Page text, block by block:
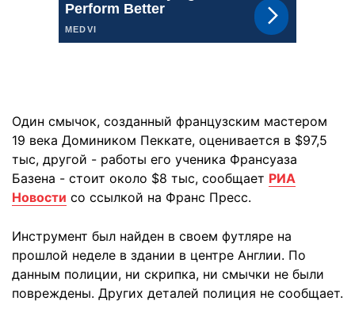
Один смычок, созданный французским мастером
19 века Домиником Пеккате, оценивается в $97,5
тыс, другой - работы его ученика Франсуаза
Базена - стоит около $8 тыс, сообщает РИА
Новости со ссылкой на Франс Пресс.
Инструмент был найден в своем футляре на
прошлой неделе в здании в центре Англии. По
данным полиции, ни скрипка, ни смычки не были
повреждены. Других деталей полиция не сообщает.